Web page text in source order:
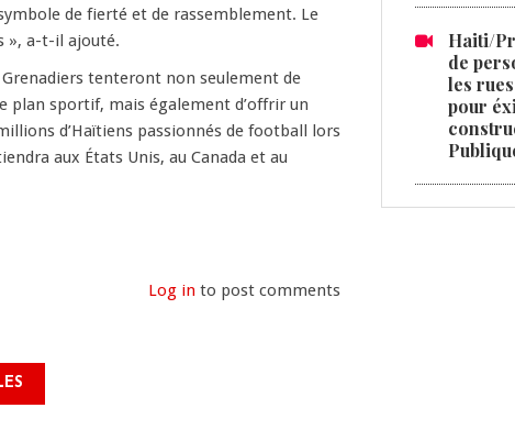
de fierté et de rassemblement. Le
», a-t-il ajouté.
tenteront non seulement de
plan sportif, mais également d’offrir un
d’Haïtiens passionnés de football lors
aux États Unis, au Canada et au
Log into post comments
Haiti/
de
les
pour